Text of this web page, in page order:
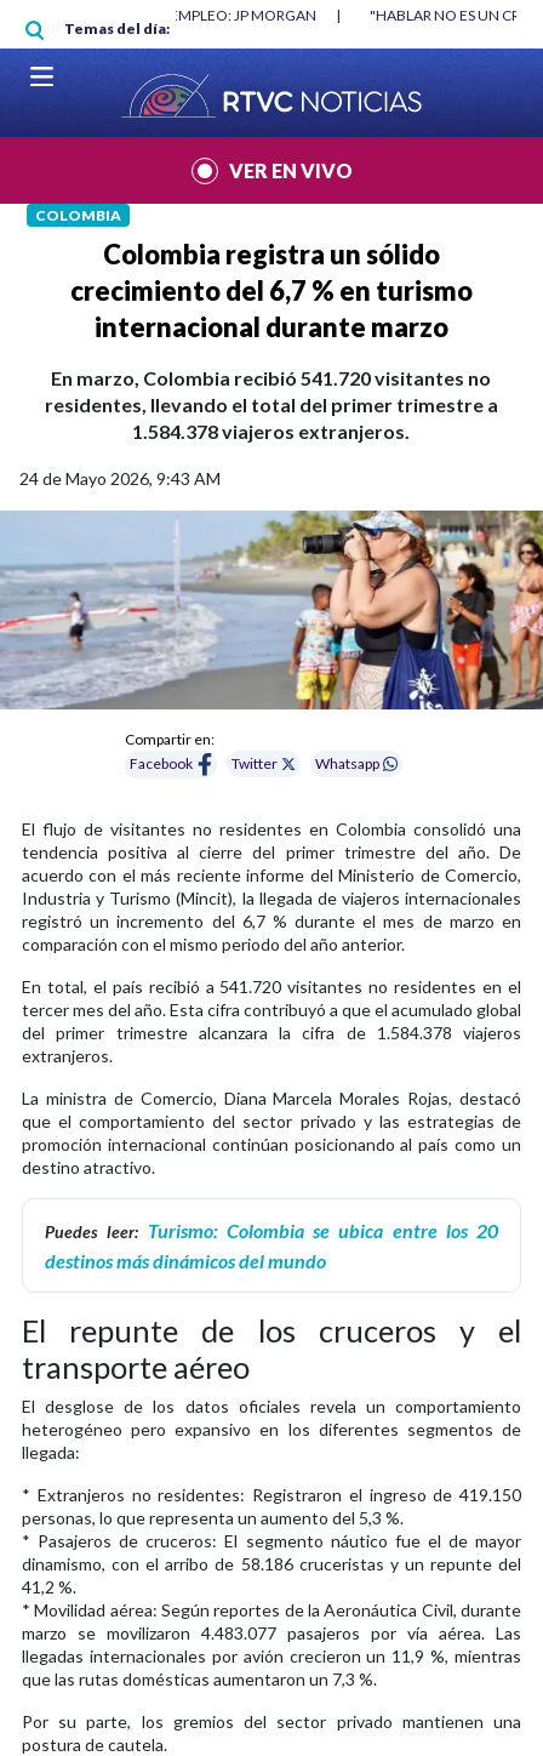
Pasar al contenido principal
Temas del día:
"HABLAR NO ES UN CRIMEN": CARTA DE BETO CORAL |
VER EN VIVO
COLOMBIA
Colombia registra un sólido
crecimiento del 6,7 % en turismo
internacional durante marzo
En marzo, Colombia recibió 541.720 visitantes no
residentes, llevando el total del primer trimestre a
1.584.378 viajeros extranjeros.
24 de Mayo 2026, 9:43 AM
Compartir en:
Facebook
Twitter Whatsapp
El flujo de visitantes no residentes en Colombia consolidó una
tendencia positiva al cierre del primer trimestre del año. De
acuerdo con el más reciente informe del Ministerio de Comercio,
Industria y Turismo (Mincit), la llegada de viajeros internacionales
registró un incremento del 6,7 % durante el mes de marzo en
comparación con el mismo periodo del año anterior.
En total, el país recibió a 541.720 visitantes no residentes en el
tercer mes del año. Esta cifra contribuyó a que el acumulado global
del primer trimestre alcanzara la cifra de 1.584.378 viajeros
extranjeros.
La ministra de Comercio, Diana Marcela Morales Rojas, destacó
que el comportamiento del sector privado y las estrategias de
promoción internacional continúan posicionando al país como un
destino atractivo.
Puedes leer: Turismo: Colombia se ubica entre los 20
destinos más dinámicos del mundo
El repunte de los cruceros y el
transporte aéreo
El desglose de los datos oficiales revela un comportamiento
heterogéneo pero expansivo en los diferentes segmentos de
llegada:
* Extranjeros no residentes: Registraron el ingreso de 419.150
personas, lo que representa un aumento del 5,3 %.
* Pasajeros de cruceros: El segmento náutico fue el de mayor
dinamismo, con el arribo de 58.186 cruceristas y un repunte del
41,2 %.
* Movilidad aérea: Según reportes de la Aeronáutica Civil, durante
marzo se movilizaron 4.483.077 pasajeros por vía aérea. Las
llegadas internacionales por avión crecieron un 11,9 %, mientras
que las rutas domésticas aumentaron un 7,3 %.
Por su parte, los gremios del sector privado mantienen una
postura de cautela.